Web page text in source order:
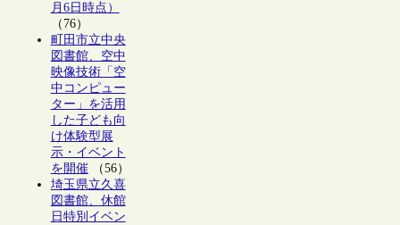
月6日時点）
（76）
町田市立中央
図書館、空中
映像技術「空
中コンピュー
ター」を活用
した子ども向
け体験型展
示・イベント
を開催（56）
埼玉県立久喜
図書館、休館
日特別イベン